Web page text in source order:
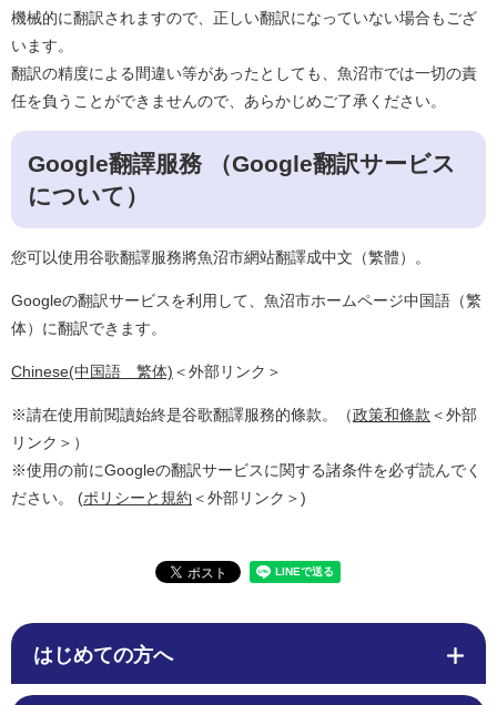
機械的に翻訳されますので、正しい翻訳になっていない場合もござ
います。
翻訳の精度による間違い等があったとしても、魚沼市では一切の責
任を負うことができませんので、あらかじめご了承ください。
Google翻譯服務 （Google翻訳サービス
について）
您可以使用谷歌翻譯服務將魚沼市網站翻譯成中文（繁體）。
Googleの翻訳サービスを利用して、魚沼市ホームページ中国語（繁
体）に翻訳できます。
Chinese(中国語 繁体) ＜外部リンク＞
※請在使用前閱讀始終是谷歌翻譯服務的條款。（政策和條款 ＜外部
リンク＞ ）
※使用の前にGoogleの翻訳サービスに関する諸条件を必ず読んでく
ださい。 (ポリシーと規約 ＜外部リンク＞)
はじめての方へ